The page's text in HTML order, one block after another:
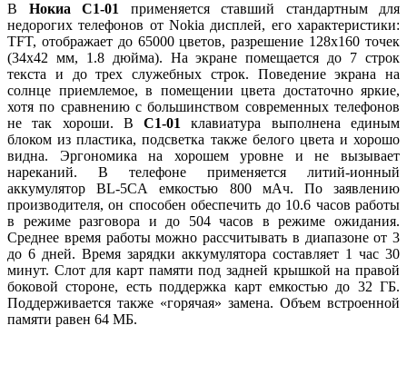
В Нокиа C1-01
применяется ставший стандартным для
недорогих телефонов от Nokia дисплей, его характеристики:
TFT, отображает до 65000 цветов, разрешение 128х160 точек
(34х42 мм, 1.8 дюйма). На экране помещается до 7 строк
текста и до трех служебных строк. Поведение экрана на
солнце приемлемое, в помещении цвета достаточно яркие,
хотя по сравнению с большинством современных телефонов
не так хороши. ВС1-01клавиатура выполнена единым
блоком из пластика, подсветка также белого цвета и хорошо
видна. Эргономика на хорошем уровне и не вызывает
нареканий. В телефоне применяется литий-ионный
аккумулятор BL-5CА емкостью 800 мАч. По заявлению
производителя, он способен обеспечить до 10.6 часов работы
в режиме разговора и до 504 часов в режиме ожидания.
Среднее время работы можно рассчитывать в диапазоне от 3
до 6 дней. Время зарядки аккумулятора составляет 1 час 30
минут. Cлот для карт памяти под задней крышкой на правой
боковой стороне, есть поддержка карт емкостью до 32 ГБ.
Поддерживается также «горячая» замена. Объем встроенной
памяти равен 64 МБ.